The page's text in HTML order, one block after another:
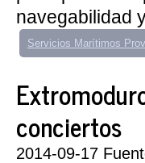
navegabilidad
Servicios Marítimos
conciertos
2014-09-17